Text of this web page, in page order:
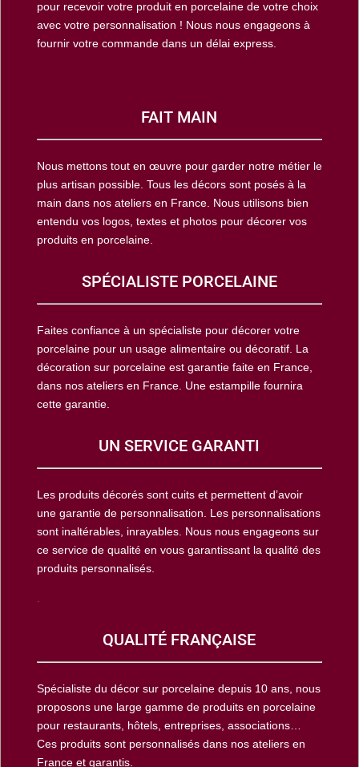
pour recevoir votre produit en porcelaine de votre choix
avec votre personnalisation ! Nous nous engageons à
fournir votre commande dans un délai express.
FAIT MAIN
Nous mettons tout en œuvre pour garder notre métier le
plus artisan possible. Tous les décors sont posés à la
main dans nos ateliers en France. Nous utilisons bien
entendu vos logos, textes et photos pour décorer vos
produits en porcelaine.
SPÉCIALISTE PORCELAINE
Faites confiance à un spécialiste pour décorer votre
porcelaine pour un usage alimentaire ou décoratif. La
décoration sur porcelaine est garantie faite en France,
dans nos ateliers en France. Une estampille fournira
cette garantie.
UN SERVICE GARANTI
Les produits décorés sont cuits et permettent d’avoir
une garantie de personnalisation. Les personnalisations
sont inaltérables, inrayables. Nous nous engageons sur
ce service de qualité en vous garantissant la qualité des
produits personnalisés.
QUALITÉ FRANÇAISE
Spécialiste du décor sur porcelaine depuis 10 ans, nous
proposons une large gamme de produits en porcelaine
pour restaurants, hôtels, entreprises, associations…
Ces produits sont personnalisés dans nos ateliers en
France et garantis.